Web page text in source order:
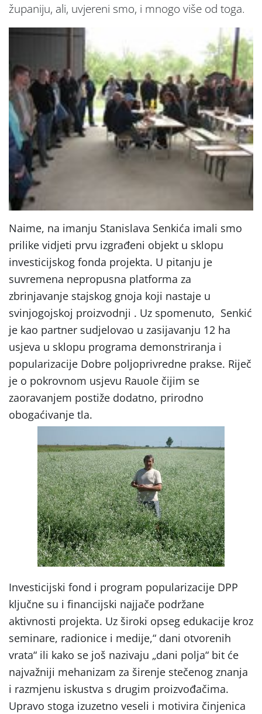
županiju, ali, uvjereni smo, i mnogo više od toga.
Naime, na imanju Stanislava Senkića imali smo
prilike vidjeti prvu izgrađeni objekt u sklopu
investicijskog fonda projekta. U pitanju je
suvremena nepropusna platforma za
zbrinjavanje stajskog gnoja koji nastaje u
svinjogojskoj proizvodnji . Uz spomenuto, Senkić
je kao partner sudjelovao u zasijavanju 12 ha
usjeva u sklopu programa demonstriranja i
popularizacije Dobre poljoprivredne prakse. Riječ
je o pokrovnom usjevu Rauole čijim se
zaoravanjem postiže dodatno, prirodno
obogaćivanje tla.
Investicijski fond i program popularizacije DPP
ključne su i financijski najjače podržane
aktivnosti projekta. Uz široki opseg edukacije kroz
seminare, radionice i medije,“ dani otvorenih
vrata“ ili kako se još nazivaju „dani polja“ bit će
najvažniji mehanizam za širenje stečenog znanja
i razmjenu iskustva s drugim proizvođačima.
Upravo stoga izuzetno veseli i motivira činjenica